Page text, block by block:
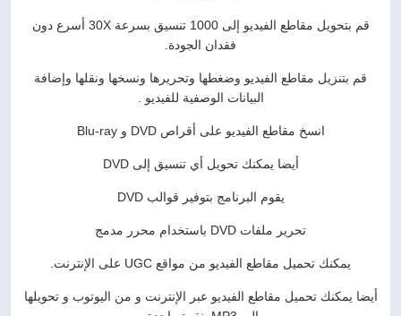
قم بتحويل مقاطع الفيديو إلى 1000 تنسيق بسرعة 30X أسرع دون
فقدان الجودة.
قم بتنزيل مقاطع الفيديو وضغطها وتحريرها ونسخها ونقلها وإضافة
البيانات الوصفية للفيديو .
انسخ مقاطع الفيديو على أقراص DVD و Blu-ray
أيضا يمكنك تحويل أي تنسيق إلى DVD
يقوم البرنامج بتوفير قوالب DVD
تحرير ملفات DVD باستخدام محرر مدمج
يمكنك تحميل مقاطع الفيديو من مواقع UGC على الإنترنت.
أيضا يمكنك تحميل مقاطع الفيديو عبر الإنترنت و من اليوتوب و تحويلها